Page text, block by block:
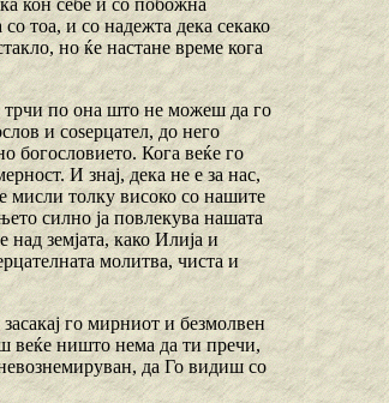
кон себе и со побожна
тоа, и со надежта дека секако
но ќе настане време кога
трчи по она што не можеш да го
и соѕерцател, до него
богословието. Кога веќе го
И знај, дека не е за нас,
мисли толку високо со нашите
силно ја повлекува нашата
земјата, како Илија и
молитва, чиста и
го мирниот и безмолвен
веќе ништо нема да ти пречи,
да Го видиш со